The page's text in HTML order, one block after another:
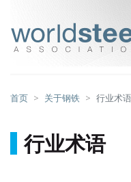
首页 关于钢铁 行业术语
行业术语